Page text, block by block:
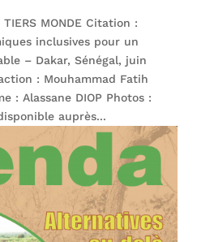
MONDE Citation :
inclusives pour un
– Dakar, Sénégal, juin
: Mouhammad Fatih
: Alassane DIOP Photos :
auprès...